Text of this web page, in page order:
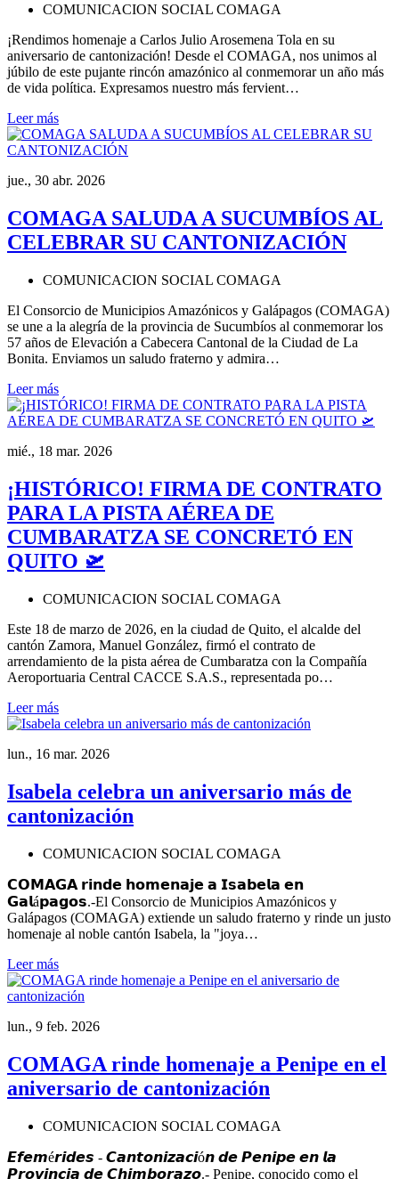
COMUNICACION SOCIAL COMAGA
¡Rendimos homenaje a Carlos Julio Arosemena Tola en su
aniversario de cantonización! Desde el COMAGA, nos unimos al
júbilo de este pujante rincón amazónico al conmemorar un año más
de vida política. Expresamos nuestro más fervient…
Leer más
jue., 30 abr. 2026
COMAGA SALUDA A SUCUMBÍOS AL
CELEBRAR SU CANTONIZACIÓN
COMUNICACION SOCIAL COMAGA
El Consorcio de Municipios Amazónicos y Galápagos (COMAGA)
se une a la alegría de la provincia de Sucumbíos al conmemorar los
57 años de Elevación a Cabecera Cantonal de la Ciudad de La
Bonita. Enviamos un saludo fraterno y admira…
Leer más
mié., 18 mar. 2026
¡HISTÓRICO! FIRMA DE CONTRATO
PARA LA PISTA AÉREA DE
CUMBARATZA SE CONCRETÓ EN
QUITO 🛫
COMUNICACION SOCIAL COMAGA
Este 18 de marzo de 2026, en la ciudad de Quito, el alcalde del
cantón Zamora, Manuel González, firmó el contrato de
arrendamiento de la pista aérea de Cumbaratza con la Compañía
Aeroportuaria Central CACCE S.A.S., representada po…
Leer más
lun., 16 mar. 2026
Isabela celebra un aniversario más de
cantonización
COMUNICACION SOCIAL COMAGA
𝗖𝗢𝗠𝗔𝗚𝗔 𝗿𝗶𝗻𝗱𝗲 𝗵𝗼𝗺𝗲𝗻𝗮𝗷𝗲 𝗮 𝗜𝘀𝗮𝗯𝗲𝗹𝗮 𝗲𝗻
𝗚𝗮𝗹á𝗽𝗮𝗴𝗼𝘀.-El Consorcio de Municipios Amazónicos y
Galápagos (COMAGA) extiende un saludo fraterno y rinde un justo
homenaje al noble cantón Isabela, la "joya…
Leer más
lun., 9 feb. 2026
COMAGA rinde homenaje a Penipe en el
aniversario de cantonización
COMUNICACION SOCIAL COMAGA
𝙀𝙛𝙚𝙢é𝙧𝙞𝙙𝙚𝙨 - 𝘾𝙖𝙣𝙩𝙤𝙣𝙞𝙯𝙖𝙘𝙞ó𝙣 𝙙𝙚 𝙋𝙚𝙣𝙞𝙥𝙚 𝙚𝙣 𝙡𝙖
𝙋𝙧𝙤𝙫𝙞𝙣𝙘𝙞𝙖 𝙙𝙚 𝘾𝙝𝙞𝙢𝙗𝙤𝙧𝙖𝙯𝙤.- Penipe, conocido como el